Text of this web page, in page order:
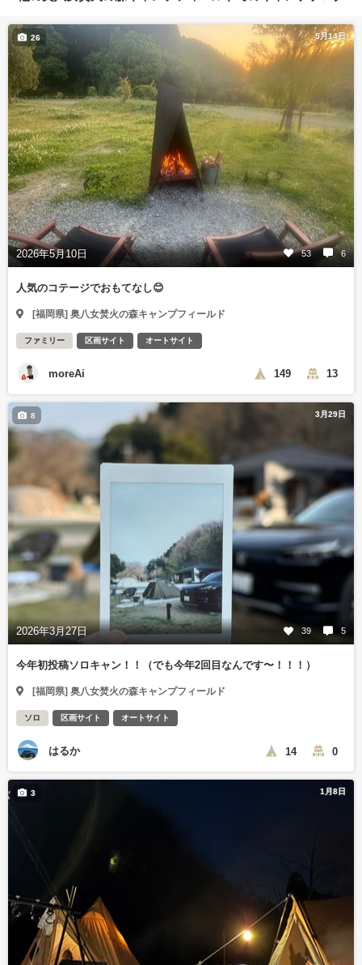
5月14日
2026年5月10日 53 6
26
人気のコテージでおもてなし😊
[福岡県] 奥八女焚火の森キャンプフィールド
ファミリー 区画サイト オートサイト
moreAi 149 13
3月29日
2026年3月27日 39 5
8
今年初投稿ソロキャン！！（でも今年2回目なんです〜！！！）
[福岡県] 奥八女焚火の森キャンプフィールド
ソロ 区画サイト オートサイト
はるか 14 0
1月8日
3